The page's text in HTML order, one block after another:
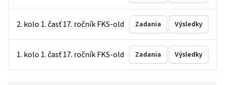
2. kolo 1. časť 17. ročník FKS-old Zadania Výsledky
1. kolo 1. časť 17. ročník FKS-old Zadania Výsledky